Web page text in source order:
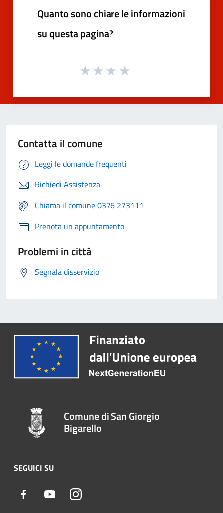
Quanto sono chiare le informazioni
su questa pagina?
Contatta il comune
Leggi le domande frequenti
Richiedi Assistenza
Chiama il comune 0376 273111
Prenota un appuntamento
Problemi in città
Segnala disservizio
Comune di San Giorgio
Bigarello
SEGUICI SU
Facebook YoutubeInstagram